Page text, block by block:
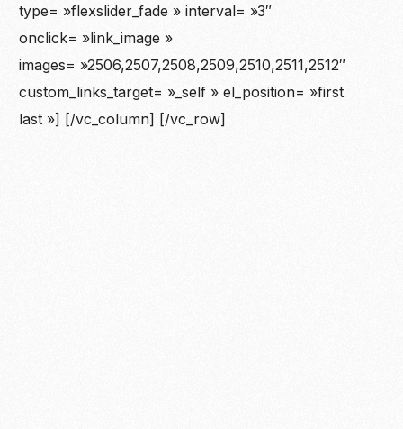
type= »flexslider_fade » interval= »3″
onclick= »link_image »
images= »2506,2507,2508,2509,2510,2511,2512″
custom_links_target= »_self » el_position= »first
last »] [/vc_column] [/vc_row]